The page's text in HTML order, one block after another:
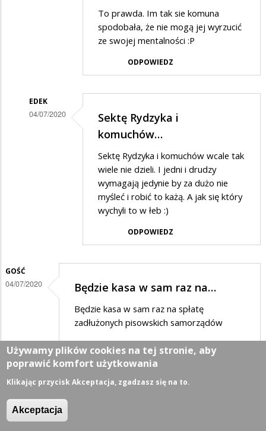
PIS-
To prawda. Im tak sie komuna
spodobała, że nie mogą jej wyrzucić
ze swojej mentalności :P
ODPOWIEDZ
EDEK
04/07/2020
to
Sektę Rydzyka i
komuchów…
Sektę Rydzyka i komuchów wcale tak
wiele nie dzieli. I jedni i drudzy
wymagają jedynie by za dużo nie
myśleć i robić to każą. A jak się który
wychyli to w łeb :)
ODPOWIEDZ
GOŚĆ
04/07/2020 Będzie kasa w sam raz na…
Będzie kasa w sam raz na spłatę
zadłużonych pisowskich samorządów
ODPOWIEDZ
GOŚĆ
Używamy plików cookies na tej stronie, aby
poprawić komfort użytkowania
Klikając przycisk Akceptacja, zgadzasz się na to.
Akceptacja